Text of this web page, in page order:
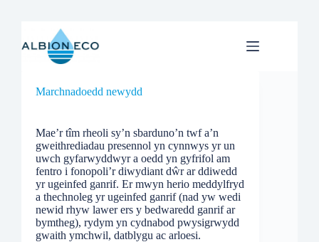
to
content
Marchnadoedd newydd
Mae’r tîm rheoli sy’n sbarduno’n twf a’n
gweithrediadau presennol yn cynnwys yr un
uwch gyfarwyddwyr a oedd yn gyfrifol am
fentro i fonopoli’r diwydiant dŵr ar ddiwedd
yr ugeinfed ganrif. Er mwyn herio meddylfryd
a thechnoleg yr ugeinfed ganrif (nad yw wedi
newid rhyw lawer ers y bedwaredd ganrif ar
bymtheg), rydym yn cydnabod pwysigrwydd
gwaith ymchwil, datblygu ac arloesi.